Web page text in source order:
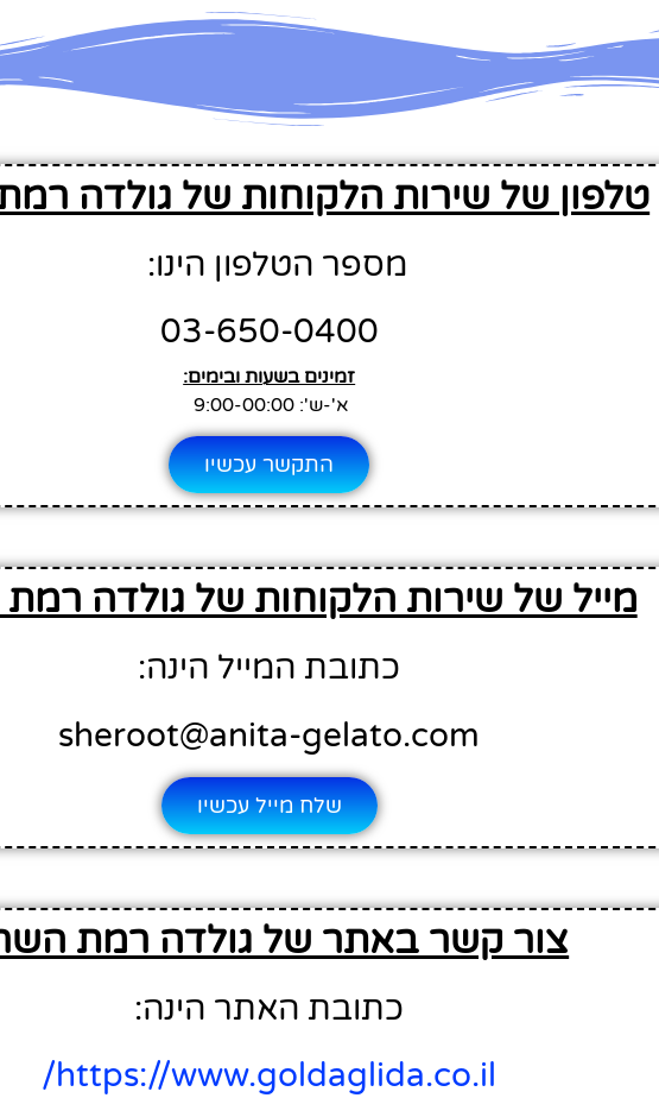
טלפון של שירות הלקוחות של גולדה
מספר הטלפון הינו:
03-650-0400
זמינים בשעות ובימים:
א'-ש': 9:00-00:00
התקשר עכשיו
מייל של שירות הלקוחות של גולדה רמת
כתובת המייל הינה:
sheroot@anita-gelato.com
שלח מייל עכשיו
צור קשר באתר של גולדה רמת
כתובת האתר הינה:
https://www.goldaglida.co.il/